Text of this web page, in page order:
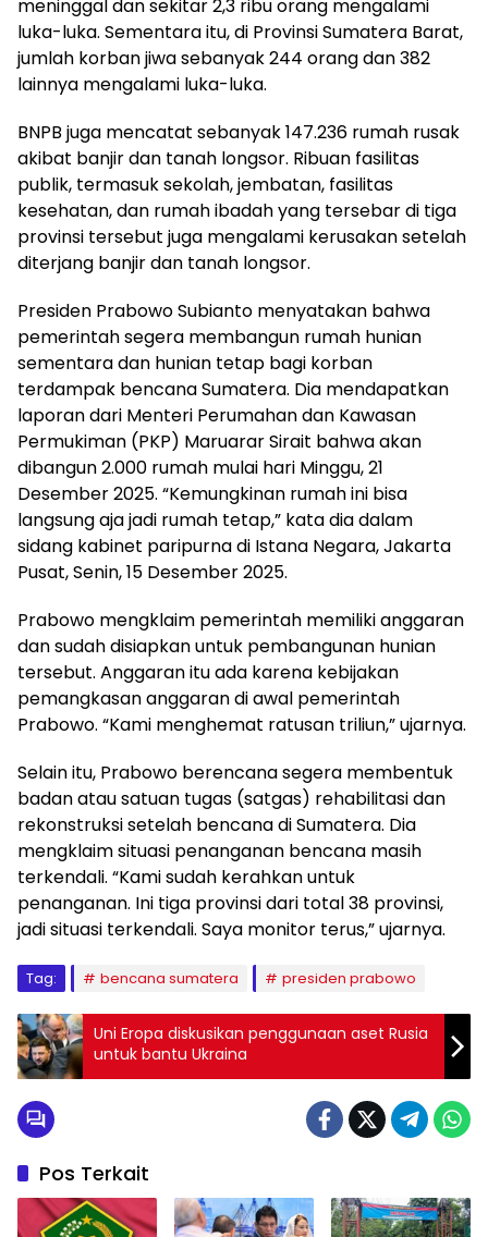
meninggal dan sekitar 2,3 ribu orang mengalami
luka-luka. Sementara itu, di Provinsi Sumatera Barat,
jumlah korban jiwa sebanyak 244 orang dan 382
lainnya mengalami luka-luka.
BNPB juga mencatat sebanyak 147.236 rumah rusak
akibat banjir dan tanah longsor. Ribuan fasilitas
publik, termasuk sekolah, jembatan, fasilitas
kesehatan, dan rumah ibadah yang tersebar di tiga
provinsi tersebut juga mengalami kerusakan setelah
diterjang banjir dan tanah longsor.
Presiden Prabowo Subianto menyatakan bahwa
pemerintah segera membangun rumah hunian
sementara dan hunian tetap bagi korban
terdampak bencana Sumatera. Dia mendapatkan
laporan dari Menteri Perumahan dan Kawasan
Permukiman (PKP) Maruarar Sirait bahwa akan
dibangun 2.000 rumah mulai hari Minggu, 21
Desember 2025. “Kemungkinan rumah ini bisa
langsung aja jadi rumah tetap,” kata dia dalam
sidang kabinet paripurna di Istana Negara, Jakarta
Pusat, Senin, 15 Desember 2025.
Prabowo mengklaim pemerintah memiliki anggaran
dan sudah disiapkan untuk pembangunan hunian
tersebut. Anggaran itu ada karena kebijakan
pemangkasan anggaran di awal pemerintah
Prabowo. “Kami menghemat ratusan triliun,” ujarnya.
Selain itu, Prabowo berencana segera membentuk
badan atau satuan tugas (satgas) rehabilitasi dan
rekonstruksi setelah bencana di Sumatera. Dia
mengklaim situasi penanganan bencana masih
terkendali. “Kami sudah kerahkan untuk
penanganan. Ini tiga provinsi dari total 38 provinsi,
jadi situasi terkendali. Saya monitor terus,” ujarnya.
Tag: bencana sumatera presiden prabowo
Uni Eropa diskusikan penggunaan aset Rusia
untuk bantu Ukraina
Pos Terkait